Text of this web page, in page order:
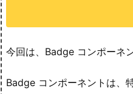
今回は、Badge コンポーネ
Badge コンポーネントは、